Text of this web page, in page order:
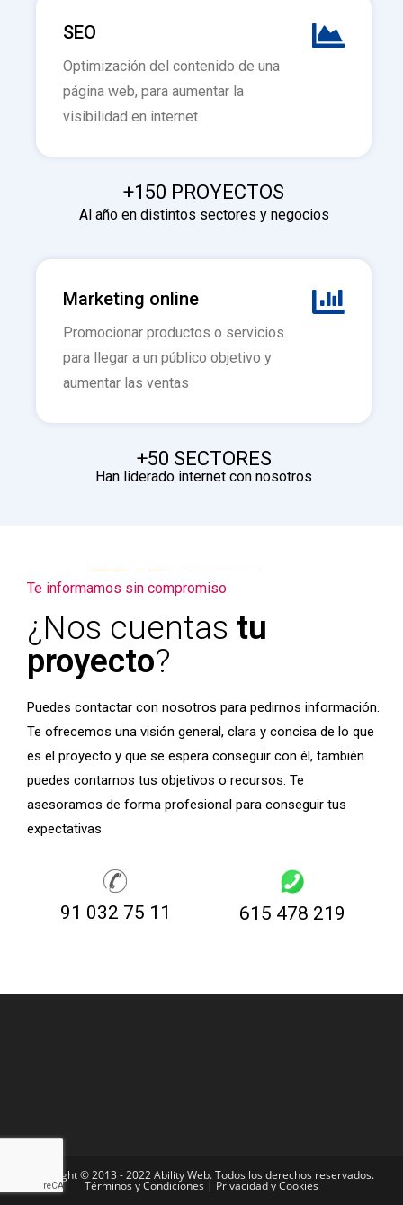
SEO
Optimización del contenido de una
página web, para aumentar la
visibilidad en internet
+150 PROYECTOS
Al año en distintos sectores y negocios
Marketing online
Promocionar productos o servicios
para llegar a un público objetivo y
aumentar las ventas
+50 SECTORES
Han liderado internet con nosotros
Te informamos sin compromiso
¿Nos cuentas tu
proyecto?
Puedes contactar con nosotros para pedirnos información.
Te ofrecemos una visión general, clara y concisa de lo que
es el proyecto y que se espera conseguir con él, también
puedes contarnos tus objetivos o recursos. Te
asesoramos de forma profesional para conseguir tus
expectativas
91 032 75 11 615 478 219
Copyright © 2013 - 2022 Ability Web. Todos los derechos reservados.
Términos y Condiciones | Privacidad y Cookies